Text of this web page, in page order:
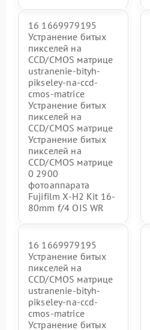
16 1669979195
Устранение битых
пикселей на
CCD/CMOS матрице
ustranenie-bityh-
pikseley-na-ccd-
cmos-matrice
Устранение битых
пикселей на
CCD/CMOS матрице
Устранение битых
пикселей на
CCD/CMOS матрице
0 2900
фотоаппарата
Fujifilm X-H2 Kit 16-
80mm f/4 OIS WR
16 1669979195
Устранение битых
пикселей на
CCD/CMOS матрице
ustranenie-bityh-
pikseley-na-ccd-
cmos-matrice
Устранение битых